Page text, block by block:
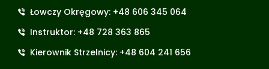
Łowczy Okręgowy: +48 606 345 064
Instruktor: +48 728 363 865
Kierownik Strzelnicy: +48 604 241 656